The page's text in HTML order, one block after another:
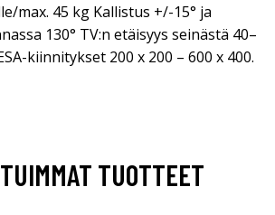
max. 45 kg Kallistus +/-15° ja
130° TV:n etäisyys seinästä 40–
kiinnitykset 200 x 200 – 600 x 400.
TUOTTEET